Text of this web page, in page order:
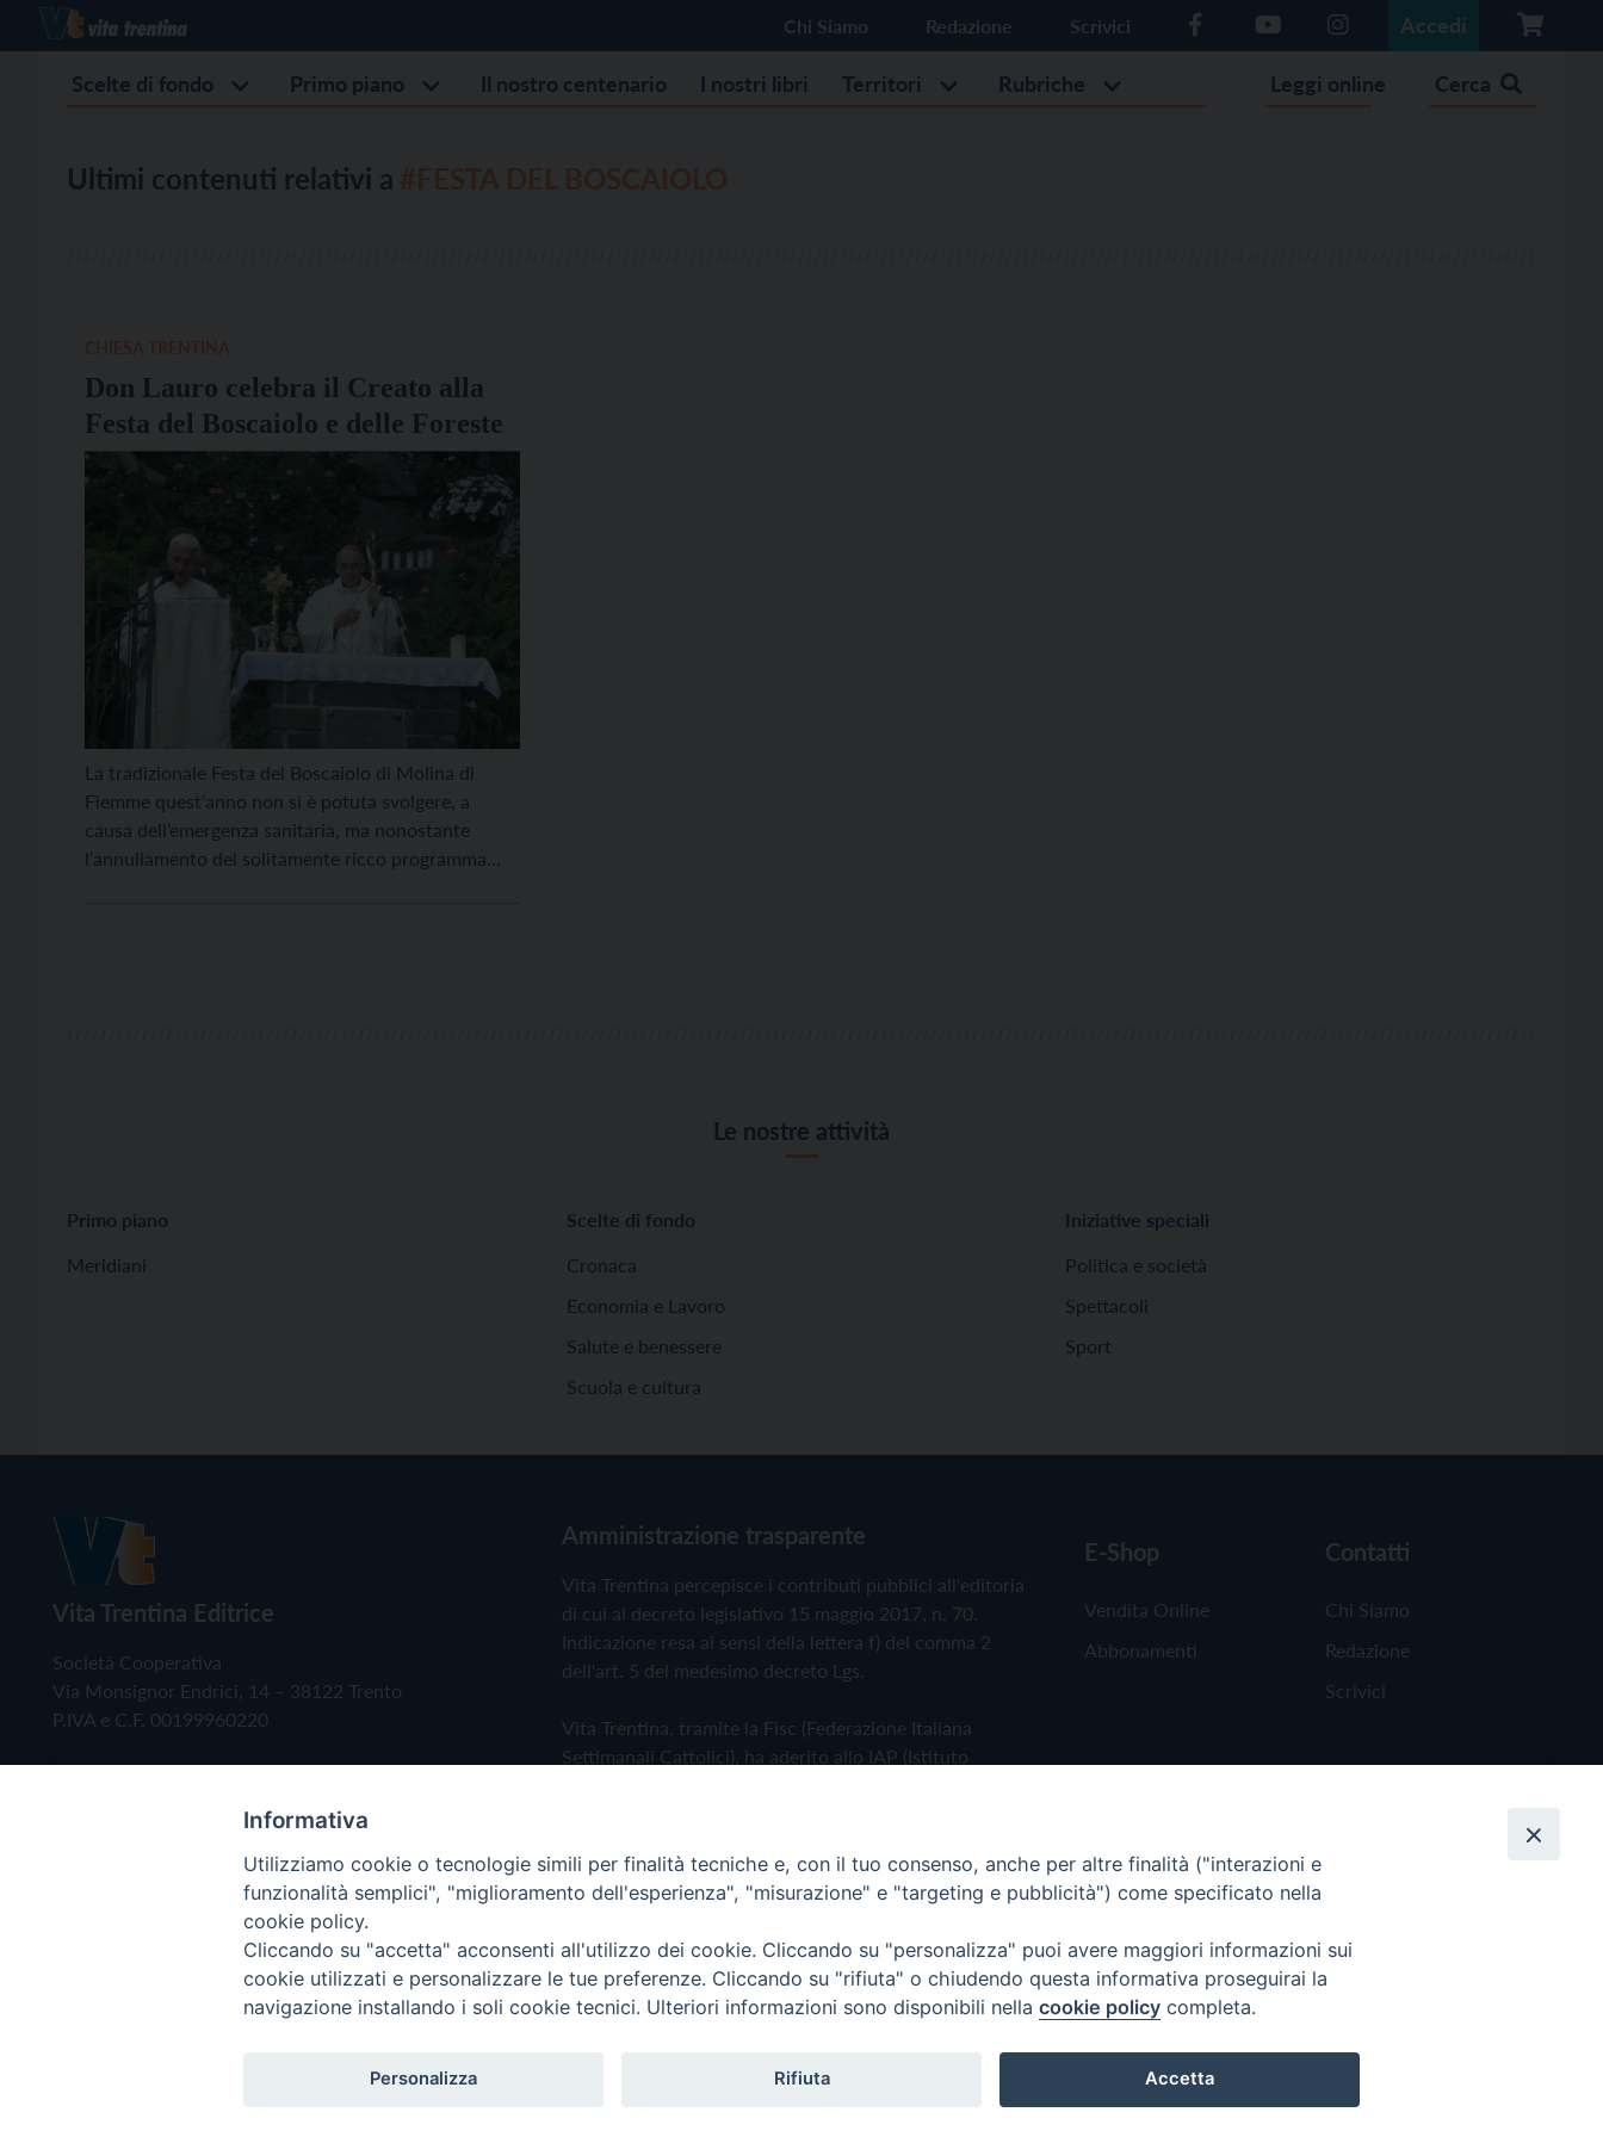
Chi Siamo Redazione Scrivici Accedi
Scelte di fondo Primo piano Il nostro centenario I nostri libri Territori Rubriche Leggi online Cerca
Ultimi contenuti relativi a
Don Lauro celebra il Creato alla
Festa del Boscaiolo e delle Foreste
La tradizionale Festa del Boscaiolo di Molina di
Fiemme quest’anno non si è potuta svolgere, a
causa dell’emergenza sanitaria, ma nonostante
l’annullamento del solitamente ricco programma
Le nostre attività
Primo piano
Meridiani
Scelte di fondo
Cronaca
Economia e Lavoro
Salute e benessere
Scuola e cultura
Iniziative speciali
Politica e società
Spettacoli
Sport
Vita Trentina Editrice
Società Cooperativa
Via Monsignor Endrici, 14 – 38122 Trento
P.IVA e C.F. 00199960220
Amministrazione trasparente
Vita Trentina percepisce i contributi pubblici all'editoria
di cui al decreto legislativo 15 maggio 2017, n. 70.
Indicazione resa ai sensi della lettera f) del comma 2
dell'art. 5 del medesimo decreto Lgs.
Vita Trentina, tramite la Fisc (Federazione Italiana
Settimanali Cattolici), ha aderito allo IAP (Istituto
Privacy Policy Cookie Policy
E-Shop
Vendita Online
Abbonamenti
Contatti
Chi Siamo
Redazione
Scrivici
Copyright © 2019 - Tutti i diritti riservati - Vita Trentina Editrice
Informativa
Utilizziamo cookie o tecnologie simili per finalità tecniche e, con il tuo consenso, anche per altre finalità ("interazioni e
funzionalità semplici", "miglioramento dell'esperienza", "misurazione" e "targeting e pubblicità") come specificato nella
cookie policy.
Cliccando su "accetta" acconsenti all'utilizzo dei cookie. Cliccando su "personalizza" puoi avere maggiori informazioni sui
cookie utilizzati e personalizzare le tue preferenze. Cliccando su "rifiuta" o chiudendo questa informativa proseguirai la
navigazione installando i soli cookie tecnici. Ulteriori informazioni sono disponibili nella cookie policy completa.
Personalizza Rifiuta Accetta